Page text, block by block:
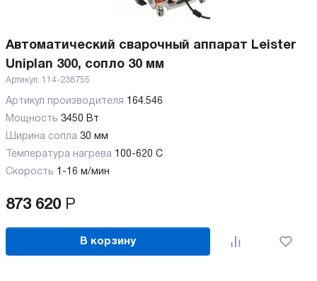
Автоматический сварочный аппарат Leister
Uniplan 300, сопло 30 мм
Артикул: 114-238755
Артикул производителя 164.546
Мощность 3450 Вт
Ширина сопла 30 мм
Температура нагрева 100-620 C
Скорость 1-16 м/мин
873 620 Р
В корзину